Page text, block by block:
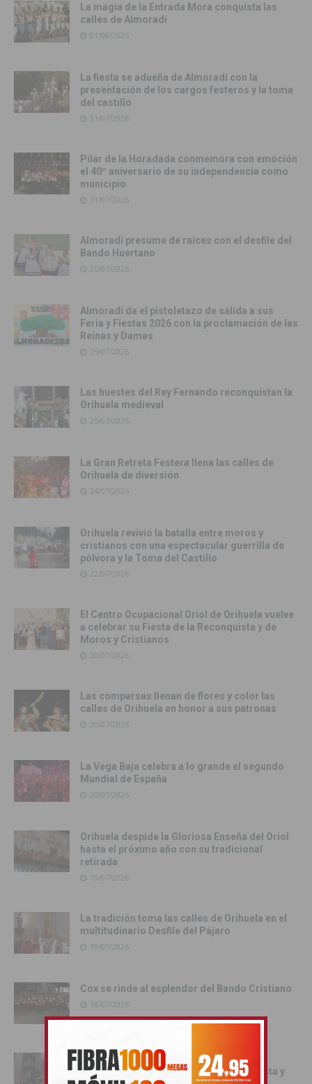
La magia de la Entrada Mora conquista las
calles de Almoradí
01/08/2026
La fiesta se adueña de Almoradí con la
presentación de los cargos festeros y la toma
del castillo
31/07/2026
Pilar de la Horadada conmemora con emoción
el 40º aniversario de su independencia como
municipio
31/07/2026
Almoradí presume de raíces con el desfile del
Bando Huertano
26/07/2026
Almoradí da el pistoletazo de salida a sus
Feria y Fiestas 2026 con la proclamación de las
Reinas y Damas
25/07/2026
Las huestes del Rey Fernando reconquistan la
Orihuela medieval
25/07/2026
La Gran Retreta Festera llena las calles de
Orihuela de diversión
24/07/2026
Orihuela revivió la batalla entre moros y
cristianos con una espectacular guerrilla de
pólvora y la Toma del Castillo
22/07/2026
El Centro Ocupacional Oriol de Orihuela vuelve
a celebrar su Fiesta de la Reconquista y de
Moros y Cristianos
20/07/2026
Las comparsas llenan de flores y color las
calles de Orihuela en honor a sus patronas
20/07/2026
La Vega Baja celebra a lo grande el segundo
Mundial de España
20/07/2026
Orihuela despide la Gloriosa Enseña del Oriol
hasta el próximo año con su tradicional
retirada
19/07/2026
La tradición toma las calles de Orihuela en el
multitudinario Desfile del Pájaro
19/07/2026
Cox se rinde al esplendor del Bando Cristiano
18/07/2026
Orihuela inicia los actos oficiales de sus
Fiestas con el traslado de las Santas Justa y